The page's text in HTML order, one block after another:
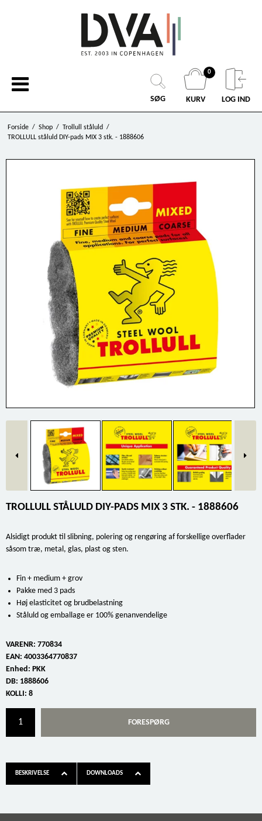
SØG
0
KURV LOG IND
Forside / Shop / Trollull ståluld /
TROLLULL ståluld DIY-pads MIX 3 stk. - 1888606
TROLLULL STÅLULD DIY-PADS MIX 3 STK. - 1888606
Alsidigt produkt til slibning, polering og rengøring af forskellige overflader
såsom træ, metal, glas, plast og sten.
Fin + medium + grov
Pakke med 3 pads
Høj elasticitet og brudbelastning
Ståluld og emballage er 100% genanvendelige
VARENR: 770834
EAN: 4003364770837
Enhed: PKK
DB: 1888606
KOLLI: 8
FORESPØRG
BESKRIVELSE DOWNLOADS